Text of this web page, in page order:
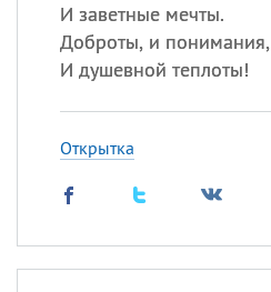
И заветные мечты.
Доброты, и понимания,
И душевной теплоты!
Открытка